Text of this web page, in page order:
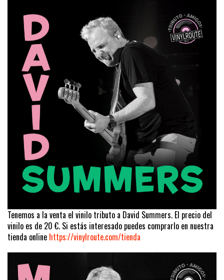
Tenemos a la venta el vinilo tributo a David Summers. El precio del
vinilo es de 20 €. Si estás interesado puedes comprarlo en nuestra
tienda online https://vinylroute.com/tienda